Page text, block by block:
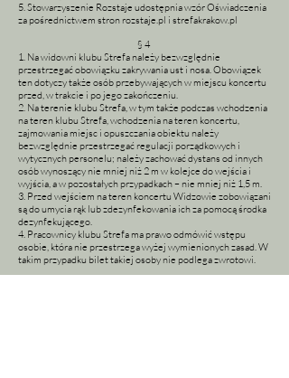
5. Stowarzyszenie Rozstaje udostępnia wzór Oświadczenia
za pośrednictwem stron rozstaje.pl i strefakrakow.pl
§ 4
1. Na widowni klubu Strefa należy bezwzględnie
przestrzegać obowiązku zakrywania ust i nosa. Obowiązek
ten dotyczy także osób przebywających w miejscu koncertu
przed, w trakcie i po jego zakończeniu.
2. Na terenie klubu Strefa, w tym także podczas wchodzenia
na teren klubu Strefa, wchodzenia na teren koncertu,
zajmowania miejsc i opuszczania obiektu należy
bezwzględnie przestrzegać regulacji porządkowych i
wytycznych personelu; należy zachować dystans od innych
osób wynoszący nie mniej niż 2 m w kolejce do wejścia i
wyjścia, a w pozostałych przypadkach – nie mniej niż 1,5 m.
3. Przed wejściem na teren koncertu Widzowie zobowiązani
są do umycia rąk lub zdezynfekowania ich za pomocą środka
dezynfekującego.
4. Pracownicy klubu Strefa ma prawo odmówić wstępu
osobie, która nie przestrzega wyżej wymienionych zasad. W
takim przypadku bilet takiej osoby nie podlega zwrotowi.